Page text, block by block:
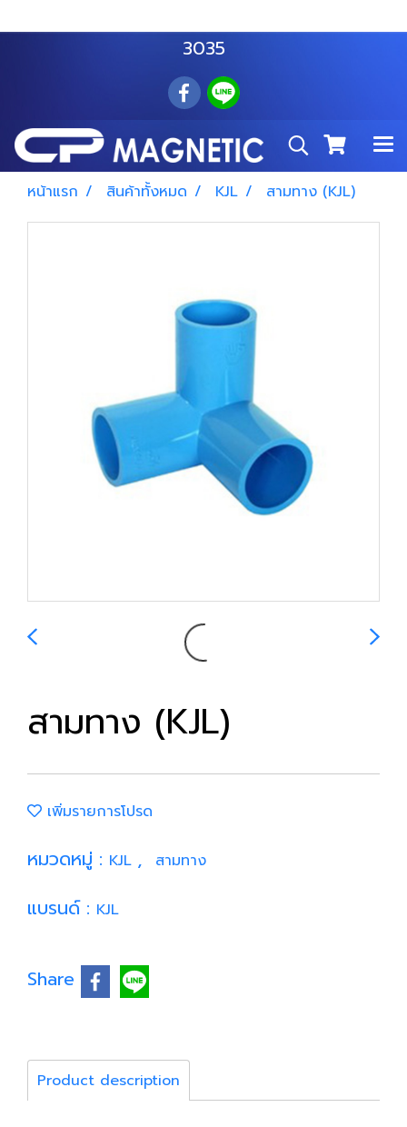
3035
หน้าแรก สินค้าทั้งหมด KJL สามทาง (KJL)
สามทาง (KJL)
เพิ่มรายการโปรด
หมวดหมู่ : KJL , สามทาง
แบรนด์ : KJL
Share
Product description